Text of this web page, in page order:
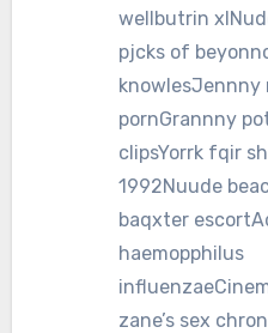
wellbutrin
pjcks of
pornGrannny
clipsYorrk fqir
1992Nuude
baqxter
haemopphilus
zane’s sex